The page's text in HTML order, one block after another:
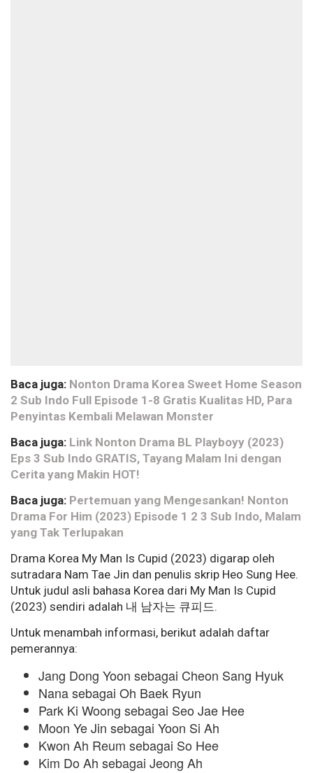
Baca juga: Nonton Drama Korea Sweet Home Season
2 Sub Indo Full Episode 1-8 Gratis Kualitas HD, Para
Penyintas Kembali Melawan Monster
Baca juga: Link Nonton Drama BL Playboyy (2023)
Eps 3 Sub Indo GRATIS, Tayang Malam Ini dengan
Cerita yang Makin HOT!
Baca juga: Pertemuan yang Mengesankan! Nonton
Drama For Him (2023) Episode 1 2 3 Sub Indo, Malam
yang Tak Terlupakan
Drama Korea My Man Is Cupid (2023) digarap oleh
sutradara Nam Tae Jin dan penulis skrip Heo Sung Hee.
Untuk judul asli bahasa Korea dari My Man Is Cupid
(2023) sendiri adalah 내 남자는 큐피드.
Untuk menambah informasi, berikut adalah daftar
pemerannya:
Jang Dong Yoon sebagai Cheon Sang Hyuk
Nana sebagai Oh Baek Ryun
Park Ki Woong sebagai Seo Jae Hee
Moon Ye Jin sebagai Yoon Si Ah
Kwon Ah Reum sebagai So Hee
Kim Do Ah sebagai Jeong Ah